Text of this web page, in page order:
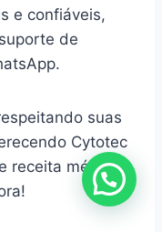
e confiáveis,
de
suas
Cytotec
receita médica.